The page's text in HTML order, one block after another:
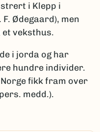
i Klepp i
F. Ødegaard), men
veksthus.
i jorda og har
hundre individer.
fikk fram over
medd.).